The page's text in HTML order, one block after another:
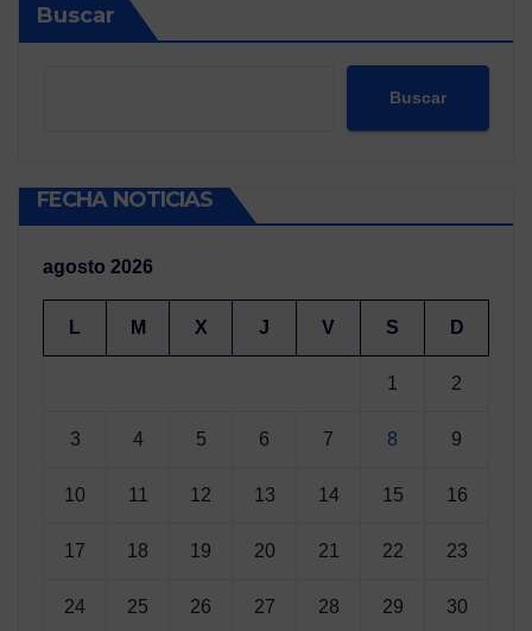
Buscar
Buscar
FECHA NOTICIAS
agosto 2026
L M X J V S D
1 2
3 4 5 6 7 8 9
10 11 12 13 14 15 16
17 18 19 20 21 22 23
24 25 26 27 28 29 30